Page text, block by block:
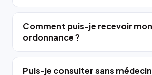
Comment puis-je recevoir mon
ordonnance ?
Puis-je consulter sans